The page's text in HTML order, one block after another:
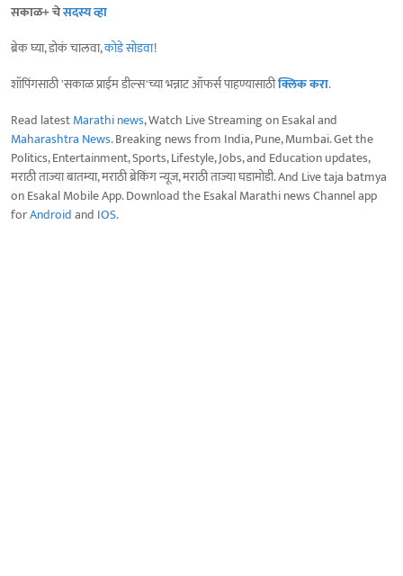
सकाळ+ चेसदस्य व्हा
ब्रेक घ्या, डोकं चालवा,कोडे सोडवा!
शॉपिंगसाठी 'सकाळ प्राईम डील्स'च्या भन्नाट ऑफर्स पाहण्यासाठीक्लिक करा.
Read latestMarathi news, Watch Live Streaming on Esakal and
Maharashtra News. Breaking news from India, Pune, Mumbai. Get the
Politics, Entertainment, Sports, Lifestyle, Jobs, and Education updates,
मराठी ताज्या बातम्या, मराठी ब्रेकिंग न्यूज, मराठी ताज्या घडामोडी. And Live taja batmya
on Esakal Mobile App. Download the Esakal Marathi news Channel app
forAndroidand IOS.